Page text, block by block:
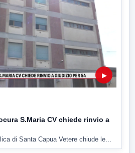
▶
S.Maria CV chiede rinvio a
di Santa Capua Vetere chiude le...